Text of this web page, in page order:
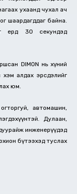
ухаанд чухал ач
шаардагддаг байна.
ердөө 30 секундэд
DIMON нь хүний
хэм алдах эрсдэлийг
юм.
автомашин,
Дулаан,
дуурайж инженерүүдэд
бүтээхэд туслах